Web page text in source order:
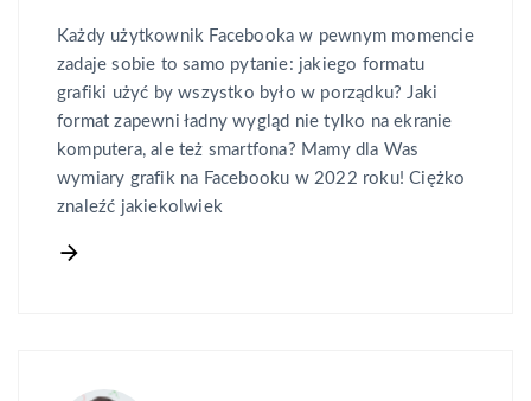
Każdy użytkownik Facebooka w pewnym momencie
zadaje sobie to samo pytanie: jakiego formatu
grafiki użyć by wszystko było w porządku? Jaki
format zapewni ładny wygląd nie tylko na ekranie
komputera, ale też smartfona? Mamy dla Was
wymiary grafik na Facebooku w 2022 roku! Ciężko
znaleźć jakiekolwiek